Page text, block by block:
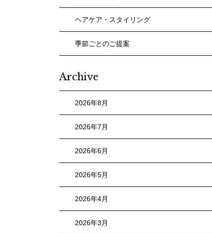
ヘアケア・スタイリング
季節ごとのご提案
Archive
2026年8月
2026年7月
2026年6月
2026年5月
2026年4月
2026年3月